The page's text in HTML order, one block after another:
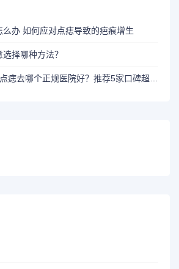
么办 如何应对点痣导致的疤痕增生
择哪种方法？